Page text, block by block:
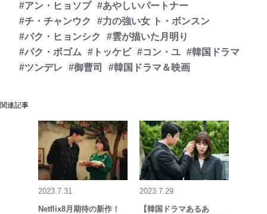
#アン・ヒョソプ #あやしいパートナー
#チ・チャンウク
#力の強い女 ト・ボンスン
#パク・ヒョンシク
#雲が描いた月明り
#パク・ボゴム
#トッケビ #コン・ユ #韓国ドラマ
#ツンデレ
#御曹司 #韓国ドラマ＆映画
関連記事
2023.7.31
Netflix8月期待の新作！
2023.7.29
【韓国ドラマあるあ